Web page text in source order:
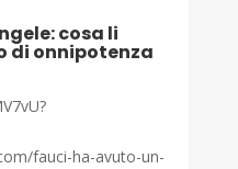
cosa li
di onnipotenza
fauci-ha-avuto-un-